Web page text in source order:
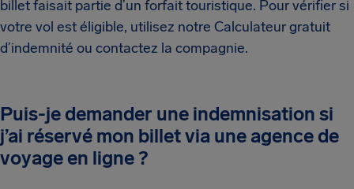
billet faisait partie d’un forfait touristique. Pour vérifier si
votre vol est éligible, utilisez notre Calculateur gratuit
d’indemnité ou contactez la compagnie.
Puis-je demander une indemnisation si
j’ai réservé mon billet via une agence de
voyage en ligne ?